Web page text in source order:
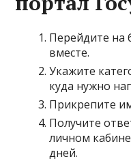
Перейдите на
вместе.
Укажите
куда нужно
Прикрепите
Получите
личном
дней.